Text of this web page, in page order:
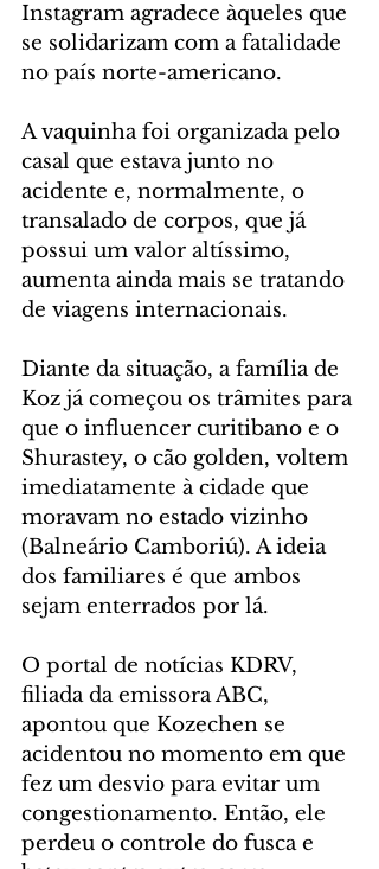
Instagram agradece àqueles que
se solidarizam com a fatalidade
no país norte-americano.
A vaquinha foi organizada pelo
casal que estava junto no
acidente e, normalmente, o
transalado de corpos, que já
possui um valor altíssimo,
aumenta ainda mais se tratando
de viagens internacionais.
Diante da situação, a família de
Koz já começou os trâmites para
que o influencer curitibano e o
Shurastey, o cão golden, voltem
imediatamente à cidade que
moravam no estado vizinho
(Balneário Camboriú). A ideia
dos familiares é que ambos
sejam enterrados por lá.
O portal de notícias KDRV,
filiada da emissora ABC,
apontou que Kozechen se
acidentou no momento em que
fez um desvio para evitar um
congestionamento. Então, ele
perdeu o controle do fusca e